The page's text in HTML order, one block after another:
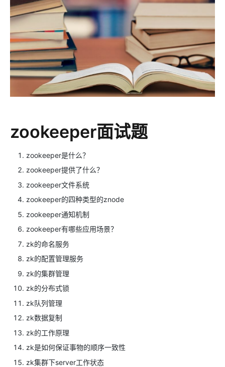
zookeeper面试题
zookeeper是什么？
zookeeper提供了什么？
zookeeper文件系统
zookeeper的四种类型的znode
zookeeper通知机制
zookeeper有哪些应用场景？
zk的命名服务
zk的配置管理服务
zk的集群管理
zk的分布式锁
zk队列管理
zk数据复制
zk的工作原理
zk是如何保证事物的顺序一致性
zk集群下server工作状态